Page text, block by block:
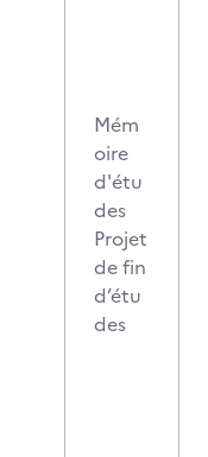
Mém
oire
d'étu
des
Projet
de fin
d’étu
des